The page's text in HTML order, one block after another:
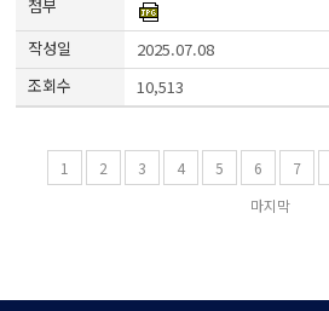
2025.07.08
10,513
1 2 3 4 5 6 7
마지막